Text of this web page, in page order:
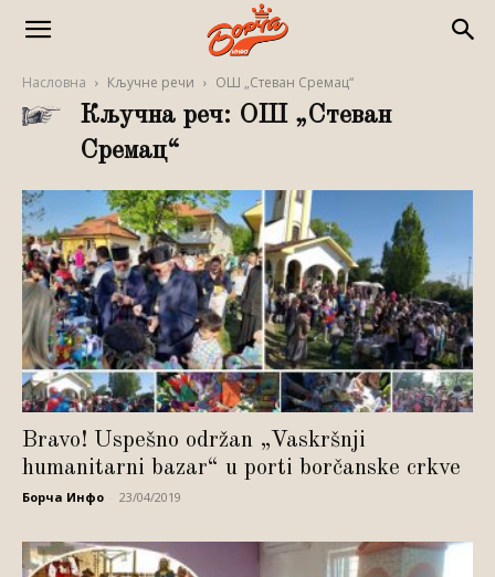
Насловна Кључне речи ОШ „Стеван Сремац“
Кључна реч: ОШ „Стеван
Сремац“
Bravo! Uspešno održan „Vaskršnji
humanitarni bazar“ u porti borčanske crkve
Борча Инфо 23/04/2019